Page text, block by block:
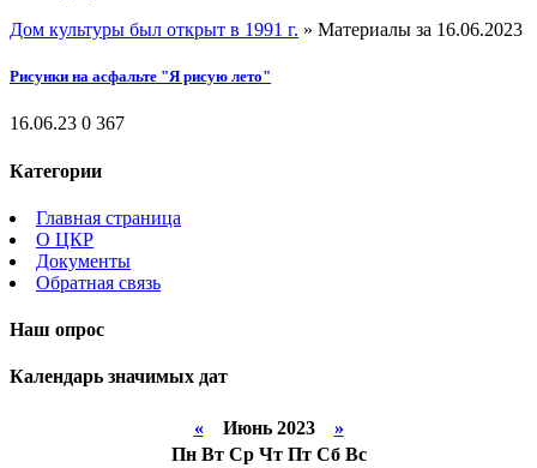
Дом культуры был открыт в 1991 г. » Материалы за 16.06.2023
Рисунки на асфальте "Я рисую лето"
16.06.23 0 367
Категории
Главная страница
О ЦКР
Документы
Обратная связь
Наш опрос
Календарь значимых дат
«Июнь 2023 »
Пн Вт Ср Чт Пт Сб Вс